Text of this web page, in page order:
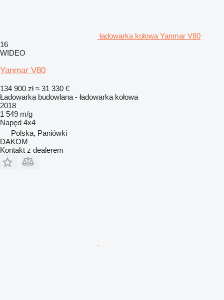
ładowarka kołowa Yanmar V80
16
WIDEO
Yanmar V80
134 900 zł ≈ 31 330 €
Ładowarka budowlana - ładowarka kołowa
2018
1 549 m/g
Napęd 4x4
Polska, Paniówki
DAKOM
Kontakt z dealerem